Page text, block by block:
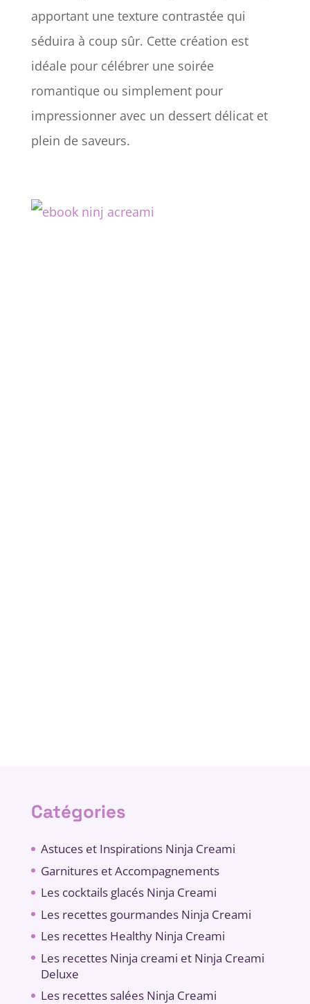
apportant une texture contrastée qui
séduira à coup sûr. Cette création est
idéale pour célébrer une soirée
romantique ou simplement pour
impressionner avec un dessert délicat et
plein de saveurs.
Catégories
Astuces et Inspirations Ninja Creami
Garnitures et Accompagnements
Les cocktails glacés Ninja Creami
Les recettes gourmandes Ninja Creami
Les recettes Healthy Ninja Creami
Les recettes Ninja creami et Ninja Creami
Deluxe
Les recettes salées Ninja Creami